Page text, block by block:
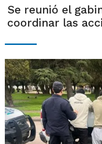
Se reunió el
coordinar las